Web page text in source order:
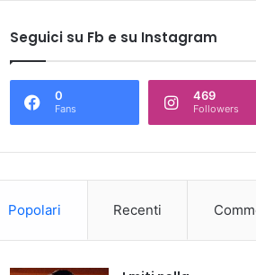
Seguici su Fb e su Instagram
0
Fans
469
Followers
Popolari Recenti